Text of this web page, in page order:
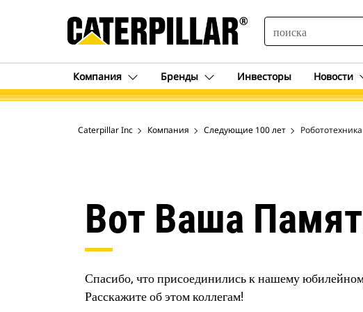
SEARCH
Компания Бренды Инвесторы Новости
Caterpillar Inc Компания Следующие 100 лет Робототехника
Вот Ваша
Спасибо, что присоединились к нашему
Расскажите об этом коллегам!